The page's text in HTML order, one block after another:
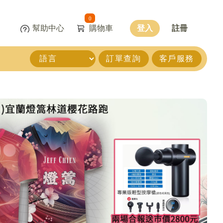
幫助中心
0
購物車 登入 註冊
訂單查詢 客戶服務